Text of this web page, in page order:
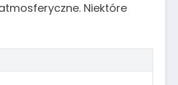
Niektóre